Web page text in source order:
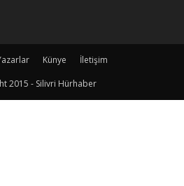
Künye
İletişim
2015 - Silivri Hürhaber